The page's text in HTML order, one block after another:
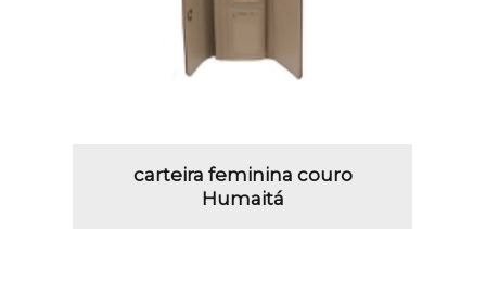
carteira feminina couro
Humaitá